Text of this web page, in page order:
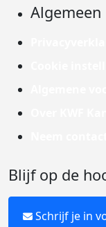
Algemeen
Blijf op de
Schrijf je in